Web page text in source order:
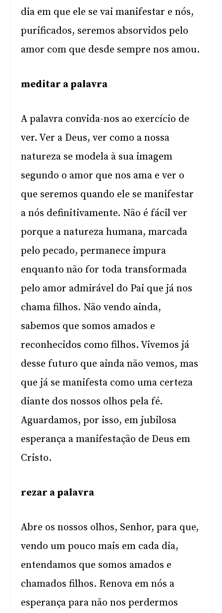
dia em que ele se vai manifestar e nós,
purificados, seremos absorvidos pelo
amor com que desde sempre nos amou.
meditar a palavra
A palavra convida-nos ao exercício de
ver. Ver a Deus, ver como a nossa
natureza se modela à sua imagem
segundo o amor que nos ama e ver o
que seremos quando ele se manifestar
a nós definitivamente. Não é fácil ver
porque a natureza humana, marcada
pelo pecado, permanece impura
enquanto não for toda transformada
pelo amor admirável do Pai que já nos
chama filhos. Não vendo ainda,
sabemos que somos amados e
reconhecidos como filhos. Vivemos já
desse futuro que ainda não vemos, mas
que já se manifesta como uma certeza
diante dos nossos olhos pela fé.
Aguardamos, por isso, em jubilosa
esperança a manifestação de Deus em
Cristo.
rezar a palavra
Abre os nossos olhos, Senhor, para que,
vendo um pouco mais em cada dia,
entendamos que somos amados e
chamados filhos. Renova em nós a
esperança para não nos perdermos